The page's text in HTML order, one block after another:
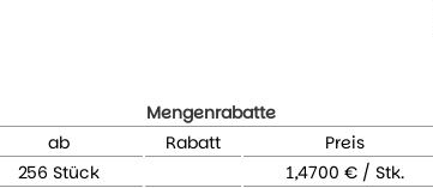
Mengenrabatte
ab
Rabatt
Preis
256 Stück
1,4700 € / Stk.